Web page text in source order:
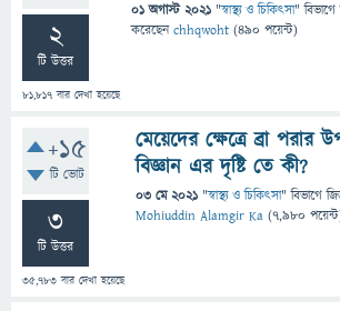
2
টি উত্তর
81,817 বার দেখা হয়েছে
01 অগাস্ট 2021 "স্বাস্থ্য ও চিকিৎসা" বিভাগে
করেছেনchhqwoht (490 পয়েন্ট)
+15
টি ভোট
3
টি উত্তর
35,783 বার দেখা হয়েছে
মেয়েদের ক্ষেত্রে ব্রা পরার
বিজ্ঞান এর দৃষ্টি তে কী?
03 মে 2021 "স্বাস্থ্য ও চিকিৎসা" বিভাগে
Mohiuddin Alamgir Ka (7,980